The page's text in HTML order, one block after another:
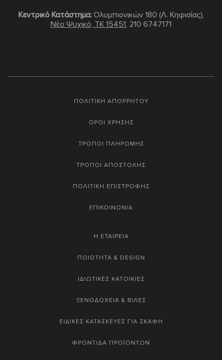
Κεντρικό Κατάστημα:Ολυμπιονικών 180 (Λ. Κηφισίας),
Νέο Ψυχικό, TK 15451, 210 6747171
ΠΟΛΙΤΙΚΗ ΑΠΟΡΡΗΤΟΥ
ΟΡΟΙ ΧΡΗΣΗΣ
ΤΡΟΠΟΙ ΠΛΗΡΩΜΗΣ
ΤΡΟΠΟΙ ΑΠΟΣΤΟΛΗΣ
ΠΟΛΙΤΙΚΗ ΕΠΙΣΤΡΟΦΗΣ
ΕΠΙΚΟΙΝΩΝΙΑ
Η ΕΤΑΙΡΕΙΑ
ΠΟΙΟΤΗΤΑ & DESIGN
ΙΔΙΩΤΙΚΕΣ ΚΑΤΟΙΚΙΕΣ
ΞΕΝΟΔΟΧΕΙΑ & ΒΙΛΕΣ
ΕΙΔΙΚΕΣ ΚΑΤΑΣΚΕΥΕΣ ΓΙΑ ΣΚΑΦΗ
ΦΡΟΝΤΙΔΑ ΠΡΟΪΟΝΤΩΝ